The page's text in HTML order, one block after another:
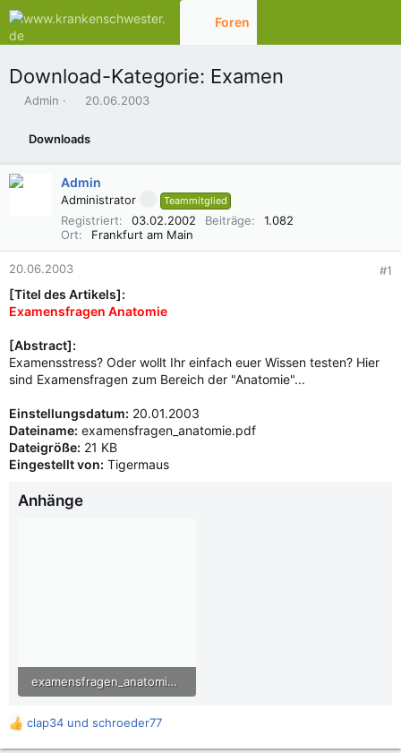
Foren
Download-Kategorie: Examen
E
e
Admin
E
t
e
l
l
a
20.06.2003
Downloads
Admin
Administrator Teammitglied
Registriert 03.02.2002 Beiträge
1.082
Ort
Frankfurt am Main
20.06.2003 #1
[Titel des Artikels]:
Examensfragen Anatomie
[Abstract]:
Examensstress? Oder wollt Ihr einfach euer Wissen testen? Hier
sind Examensfragen zum Bereich der "Anatomie"...
Einstellungsdatum: 20.01.2003
Dateiname: examensfragen_anatomie.pdf
Dateigröße: 21 KB
Eingestellt von: Tigermaus
Anhänge
examensfragen_anatomie.pdf
R
clap34 und schroeder77